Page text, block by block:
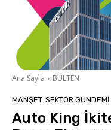
Ana Sayfa BÜLTEN
MANŞET SEKTÖR GÜNDEMİ
Auto King